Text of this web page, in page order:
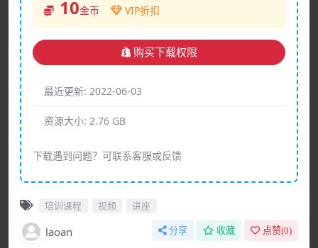
10金币 VIP折扣
购买下载权限
最近更新: 2022-06-03
资源大小: 2.76 GB
下载遇到问题？可联系客服或反馈
培训课程 视频 讲座
laoan 分享 收藏 点赞(0)